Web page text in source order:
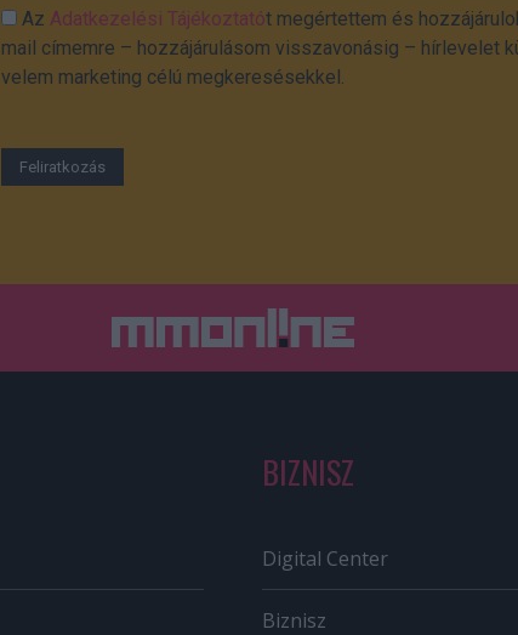
AzAdatkezelési Tájékoztatót megértettem és
mail címemre – hozzájárulásom visszavonásig – hírlevelet
velem marketing célú megkeresésekkel.
BIZNISZ
Digital Center
Biznisz